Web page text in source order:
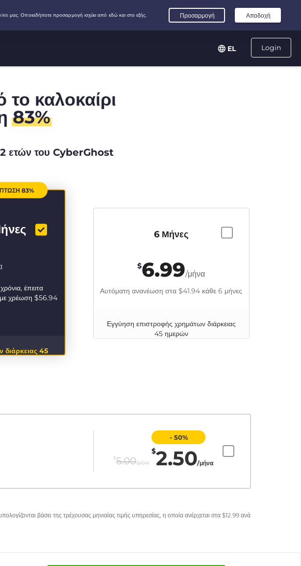
Login
EL
το καλοκαίρι
83%
2 ετών του CyberGhost
83%
έπειτα
χρέωση $56.94
45
6 Μήνες
$6.99/μήνα
Αυτόματη ανανέωση στα $41.94 κάθε 6 μήνες
Εγγύηση επιστροφής χρημάτων διάρκειας
45 ημερών
$5.00/μήνα
- 50%
$2.50/μήνα
βάσει της τρέχουσας μηνιαίας τιμής υπηρεσίας, η οποία ανέρχεται στα $12.99 ανά